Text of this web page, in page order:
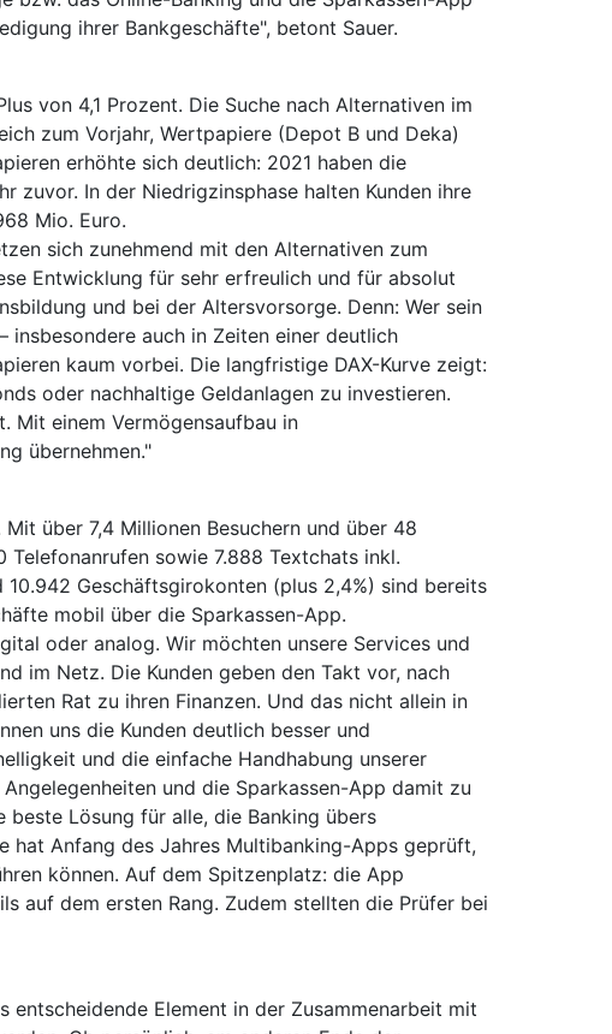
ihrer Bankgeschäfte", betont Sauer.
von 4,1 Prozent. Die Suche nach Alternativen im
zum Vorjahr, Wertpapiere (Depot B und Deka)
erhöhte sich deutlich: 2021 haben die
zuvor. In der Niedrigzinsphase halten Kunden ihre
Mio. Euro.
sich zunehmend mit den Alternativen zum
Entwicklung für sehr erfreulich und für absolut
und bei der Altersvorsorge. Denn: Wer sein
insbesondere auch in Zeiten einer deutlich
kaum vorbei. Die langfristige DAX-Kurve zeigt:
oder nachhaltige Geldanlagen zu investieren.
Mit einem Vermögensaufbau in
übernehmen."
über 7,4 Millionen Besuchern und über 48
sowie 7.888 Textchats inkl.
Geschäftsgirokonten (plus 2,4%) sind bereits
mobil über die Sparkassen-App.
oder analog. Wir möchten unsere Services und
im Netz. Die Kunden geben den Takt vor, nach
Rat zu ihren Finanzen. Und das nicht allein in
uns die Kunden deutlich besser und
und die einfache Handhabung unserer
und die Sparkassen-App damit zu
beste Lösung für alle, die Banking übers
hat Anfang des Jahres Multibanking-Apps geprüft,
können. Auf dem Spitzenplatz: die App
auf dem ersten Rang. Zudem stellten die Prüfer bei
Element in der Zusammenarbeit mit